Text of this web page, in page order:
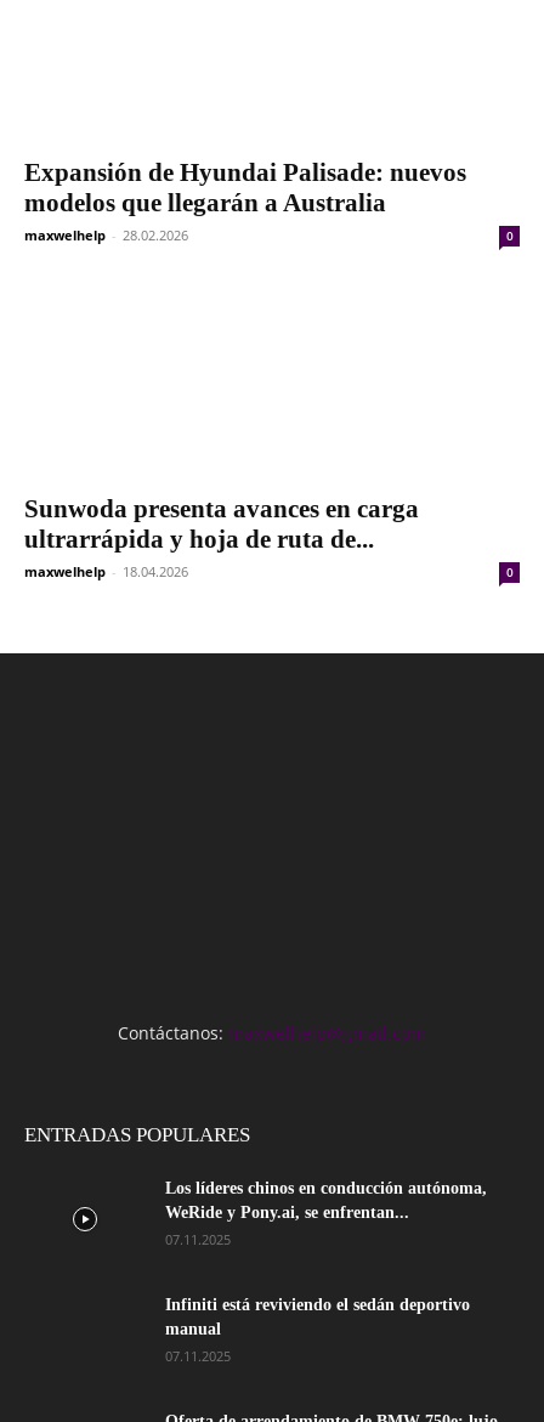
Expansión de Hyundai Palisade: nuevos
modelos que llegarán a Australia
maxwelhelp - 28.02.2026 0
Sunwoda presenta avances en carga
ultrarrápida y hoja de ruta de...
maxwelhelp - 18.04.2026 0
Contáctanos: maxwelhelp@gmail.com
ENTRADAS POPULARES
Los líderes chinos en conducción autónoma,
WeRide y Pony.ai, se enfrentan...
07.11.2025
Infiniti está reviviendo el sedán deportivo
manual
07.11.2025